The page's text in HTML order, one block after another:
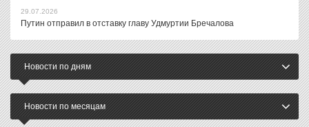
29.07.2026
Путин отправил в отставку главу Удмуртии Бречалова
Новости по дням
Новости по месяцам